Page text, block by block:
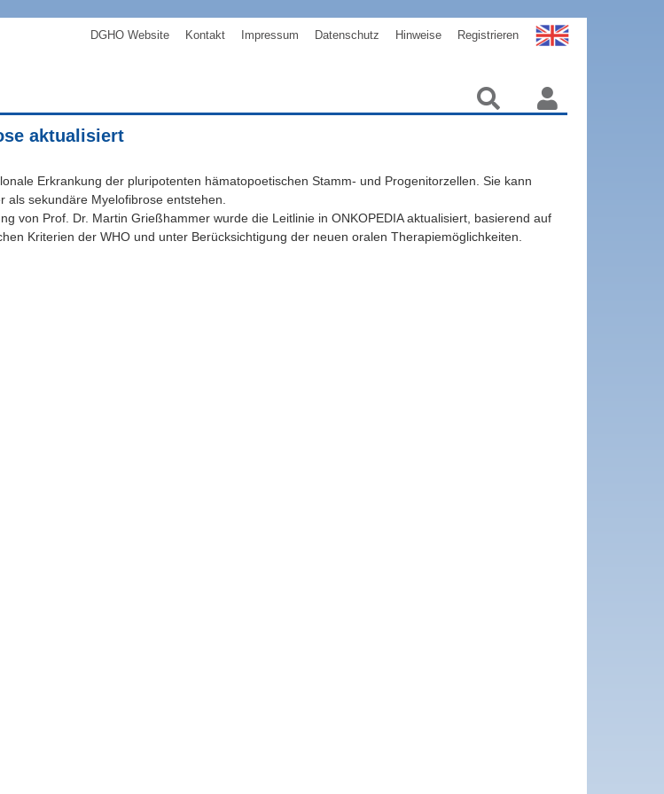
DGHO Website Kontakt Impressum Datenschutz Hinweise Registrieren
aktualisiert
Erkrankung der pluripotenten hämatopoetischen Stamm- und Progenitorzellen. Sie kann
als sekundäre Myelofibrose entstehen.
von Prof. Dr. Martin Grießhammer wurde die Leitlinie in ONKOPEDIA aktualisiert, basierend auf
Kriterien der WHO und unter Berücksichtigung der neuen oralen Therapiemöglichkeiten.